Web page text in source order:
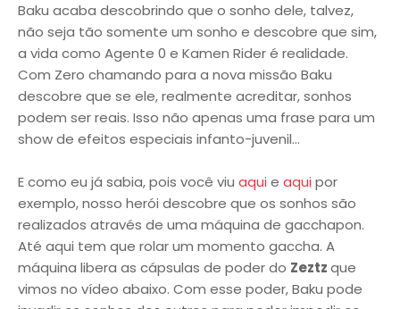
Baku acaba descobrindo que o sonho dele, talvez,
não seja tão somente um sonho e descobre que sim,
a vida como Agente 0 e Kamen Rider é realidade.
Com Zero chamando para a nova missão Baku
descobre que se ele, realmente acreditar, sonhos
podem ser reais. Isso não apenas uma frase para um
show de efeitos especiais infanto-juvenil...
E como eu já sabia, pois você viu aqui e aqui por
exemplo, nosso herói descobre que os sonhos são
realizados através de uma máquina de gacchapon.
Até aqui tem que rolar um momento gaccha. A
máquina libera as cápsulas de poder do Zeztzque
vimos no vídeo abaixo. Com esse poder, Baku pode